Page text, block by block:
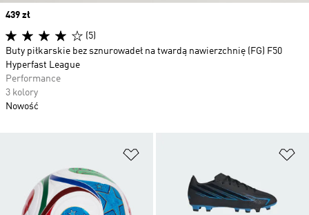
Price
439 zł
(5)
Buty piłkarskie bez sznurowadeł na twardą nawierzchnię (FG) F50
Hyperfast League
Performance
3 kolory
Nowość